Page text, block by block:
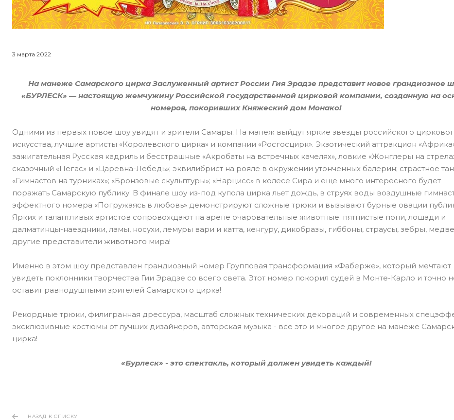
3 марта 2022
На манеже Самарского цирка Заслуженный артист России Гия Эрадзе представит новое грандиозное
«БУРЛЕСК» — настоящую жемчужину Российской государственной цирковой компании, созданную на
номеров, покоривших Княжеский дом Монако!
Одними из первых новое шоу увидят и зрители Самары. На манеж выйдут яркие звезды российского
искусства, лучшие артисты «Королевского цирка» и компании «Росгосцирк». Экзотический аттракцион
зажигательная Русская кадриль и бесстрашные «Акробаты на встречных качелях», ловкие «Жонглеры на
сказочный «Пегас» и «Царевна-Лебедь»; эквилибрист на рояле в окружении утонченных балерин; страстное
«Гимнастов на турниках»; «Бронзовые скульптуры»; «Нарцисс» в колесе Сира и еще много интересного будет
поражать Самарскую публику. В финале шоу из-под купола цирка льет дождь, в струях воды воздушные
эффектного номера «Погружаясь в любовь» демонстрируют сложные трюки и вызывают бурные овации
Ярких и талантливых артистов сопровождают на арене очаровательные животные: пятнистые пони, лошади и
далматинцы-наездники, ламы, носухи, лемуры вари и катта, кенгуру, дикобразы, гиббоны, страусы, зебры,
другие представители животного мира!
Именно в этом шоу представлен грандиозный номер Групповая трансформация «Фаберже», который мечтают
увидеть поклонники творчества Гии Эрадзе со всего света. Этот номер покорил судей в Монте-Карло и точно
оставит равнодушными зрителей Самарского цирка!
Рекордные трюки, филигранная дрессура, масштаб сложных технических декораций и современных
эксклюзивные костюмы от лучших дизайнеров, авторская музыка - все это и многое другое на манеже
цирка!
«Бурлеск» - это спектакль, который должен увидеть каждый!
НАЗАД К СПИСКУ